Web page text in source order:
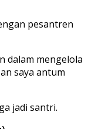
pesantren
dalam mengelola
saya antum
jadi santri.